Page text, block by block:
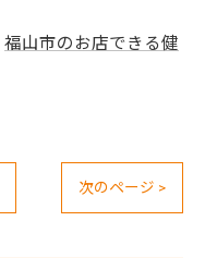
福山市のお店できる健
次のページ >